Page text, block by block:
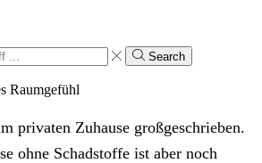
Search
Raum­gefühl
privaten Zuhause groß­geschrieben.
ohne Schad­stoffe ist aber noch